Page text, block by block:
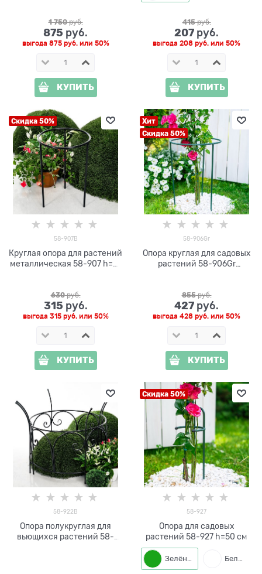
1 750 руб.
875 руб.
выгода 875 руб.или 50%
КУПИТЬ
415 руб.
207 руб.
выгода 208 руб. или 50%
КУПИТЬ
Скидка 50%
58-907B
Круглая опора для растений
металлическая 58-907 h=41
630 руб.
315 руб.
выгода 315 руб.или 50%
КУПИТЬ
Хит
Скидка 50%
58-906Gr
Опора круглая для садовых
растений 58-906Gr
855 руб.
427 руб.
выгода 428 руб. или 50%
КУПИТЬ
58-922B
Опора полукруглая для
вьющихся растений 58-
Скидка 50%
58-927
Опора для садовых
растений 58-927 h=50 см
Зелёный Белый